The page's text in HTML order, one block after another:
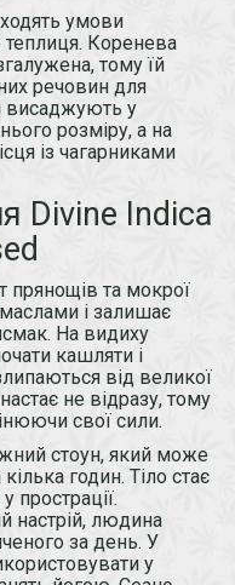
умови
теплиця. Коренева
тому їй
речовин для
висаджують у
розміру, а на
із чагарниками
Divine Indica
та мокрої
і залишає
На видиху
кашляти і
від великої
не відразу, тому
свої сили.
стоун, який може
годин. Тіло стає
прострації.
настрій, людина
за день. У
у